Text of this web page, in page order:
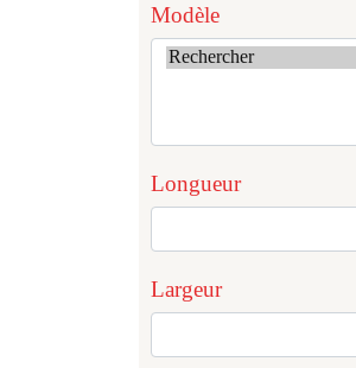
Modèle
Longueur
Largeur